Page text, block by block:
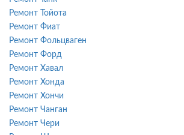
Ремонт Тойота
Ремонт Фиат
Ремонт Фольцваген
Ремонт Форд
Ремонт Хавал
Ремонт Хонда
Ремонт Хончи
Ремонт Чанган
Ремонт Чери